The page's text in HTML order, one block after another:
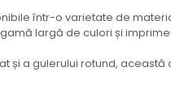
într-o varietate de
largă de culori și
și a gulerului rotund,